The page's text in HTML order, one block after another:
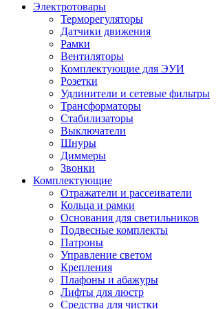
Электротовары
Терморегуляторы
Датчики движения
Рамки
Вентиляторы
Комплектующие для ЭУИ
Розетки
Удлинители и сетевые фильтры
Трансформаторы
Стабилизаторы
Выключатели
Шнуры
Диммеры
Звонки
Комплектующие
Отражатели и рассеиватели
Кольца и рамки
Основания для светильников
Подвесные комплекты
Патроны
Управление светом
Крепления
Плафоны и абажуры
Лифты для люстр
Средства для чистки